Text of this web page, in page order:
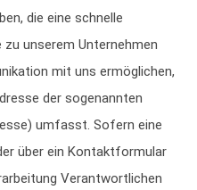
die eine schnelle
unserem Unternehmen
mit uns ermöglichen,
der sogenannten
umfasst. Sofern eine
über ein Kontaktformular
Verantwortlichen